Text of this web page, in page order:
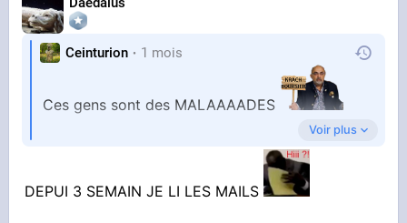
MOSCOU prépare un tir NUCLÉAIRE | GPTV
GÉOPOLITIQUE PROFONDE
Facturation électronique : cette loi qui nous
Ceinturion 1 mois
Ces gens sont des MALAAAADES
Voir plus
DEPUI 3 SEMAIN JE LI LES MAILS